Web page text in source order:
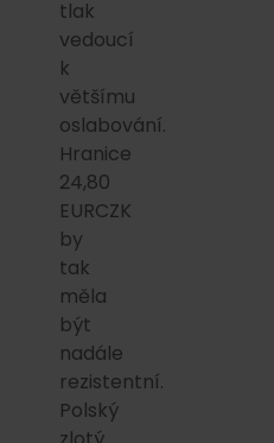
tlak
vedoucí
k
většímu
oslabování.
Hranice
24,80
EURCZK
by
tak
měla
být
nadále
rezistentní.
Polský